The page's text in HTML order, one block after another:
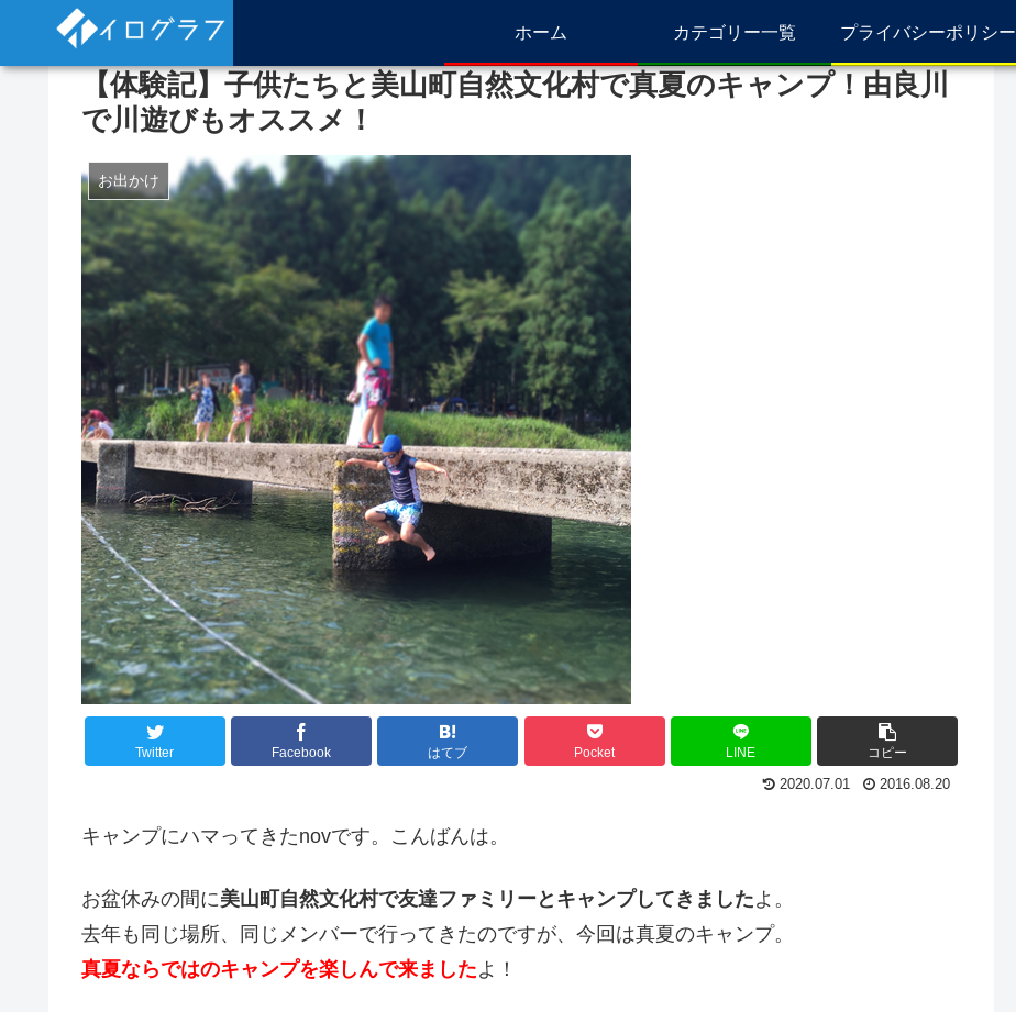
ホーム カテゴリー一覧 プライバシーポリシー
【体験記】子供たちと美山町自然文化村で真夏のキャンプ！由良川
で川遊びもオススメ！
お出かけ
Twitter Facebook はてブ Pocket LINE コピー
2020.07.01 2016.08.20
キャンプにハマってきたnovです。こんばんは。
お盆休みの間に美山町自然文化村で友達ファミリーとキャンプしてきましたよ。
去年も同じ場所、同じメンバーで行ってきたのですが、今回は真夏のキャンプ。
真夏ならではのキャンプを楽しんで来ましたよ！